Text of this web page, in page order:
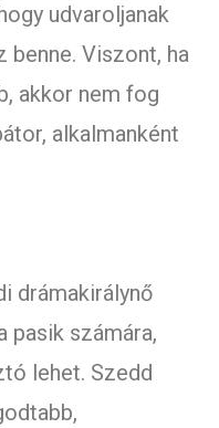
udvaroljanak
benne. Viszont, ha
akkor nem fog
alkalmanként
drámakirálynő
pasik számára,
lehet. Szedd